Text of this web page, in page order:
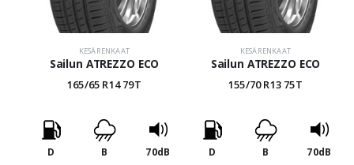
KESÄRENKAAT
Sailun ATREZZO ECO
165/65 R14 79T
D B 70dB
KESÄRENKAAT
Sailun ATREZZO ECO
155/70 R13 75T
D B 70dB